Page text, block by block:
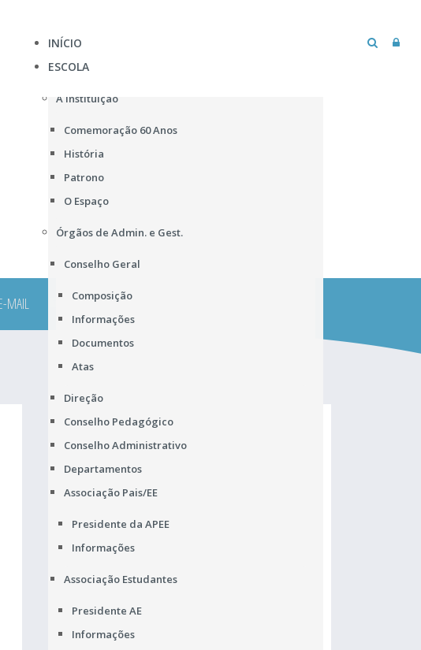
INÍCIO
ESCOLA
A Instituição
Comemoração 60 Anos
História
Patrono
O Espaço
Órgãos de Admin. e Gest.
Conselho Geral
Composição
Informações
Documentos
Atas
Direção
Conselho Pedagógico
Conselho Administrativo
Departamentos
Associação Pais/EE
Presidente da APEE
Informações
Associação Estudantes
Presidente AE
Informações
MAIL MICROSOFT TEAMS
Matrículas 2026/2027
Horário de funcionamento dos Serviços